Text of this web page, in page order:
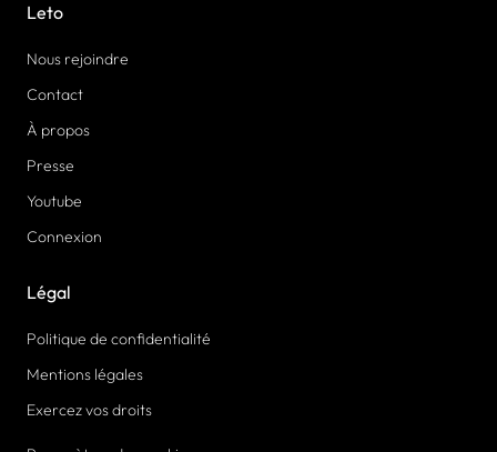
Leto
Nous rejoindre
Contact
À propos
Presse
Youtube
Connexion
Légal
Politique de confidentialité
Mentions légales
Exercez vos droits